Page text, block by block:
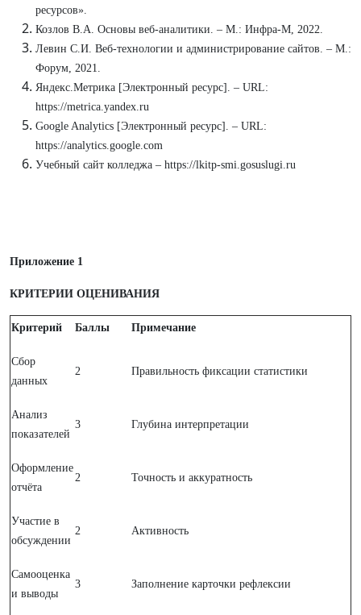
ресурсов».
Козлов В.А. Основы веб-аналитики. – М.: Инфра-М, 2022.
Левин С.И. Веб-технологии и администрирование сайтов. – М.:
Форум, 2021.
Яндекс.Метрика [Электронный ресурс]. – URL:
https://metrica.yandex.ru
Google Analytics [Электронный ресурс]. – URL:
https://analytics.google.com
Учебный сайт колледжа – https://lkitp-smi.gosuslugi.ru
Приложение 1
КРИТЕРИИ ОЦЕНИВАНИЯ
Критерий Баллы Примечание
Сбор
данных
2 Правильность фиксации статистики
Анализ
показателей
3 Глубина интерпретации
Оформление
отчёта
2 Точность и аккуратность
Участие в
обсуждении
2 Активность
Самооценка
и выводы
3 Заполнение карточки рефлексии